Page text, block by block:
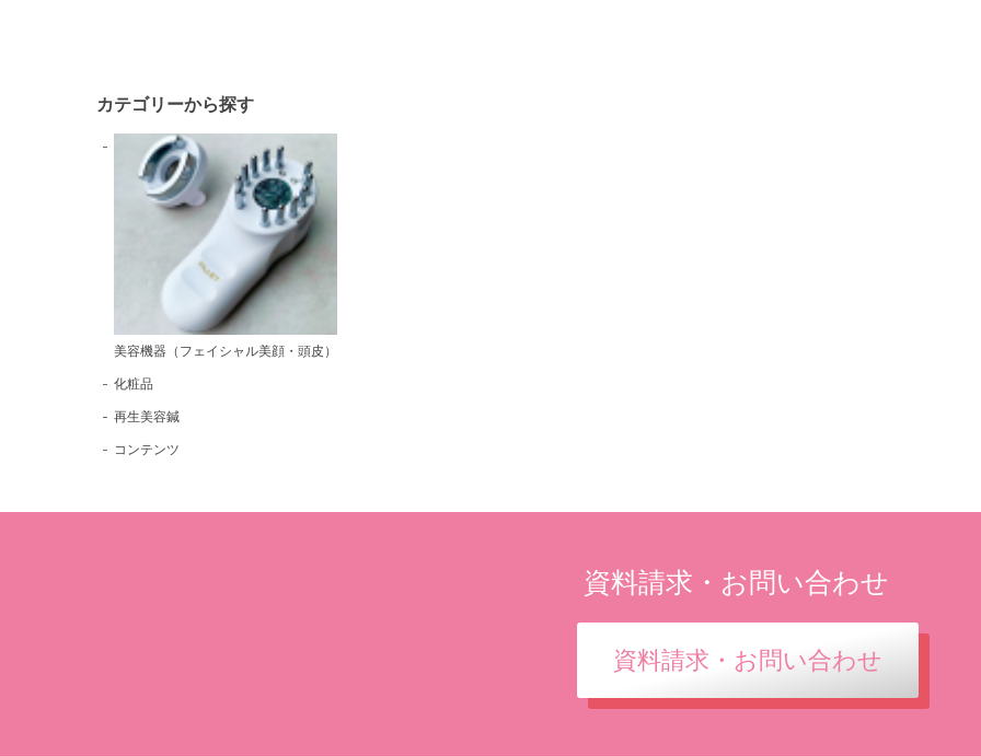
カテゴリーから探す
美容機器（フェイシャル美顔・頭皮）
化粧品
再生美容鍼
コンテンツ
資料請求・お問い合わせ
資料請求・お問い合わせ